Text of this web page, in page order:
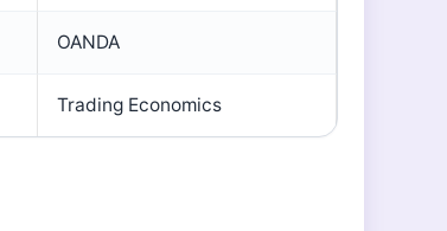
OANDA
Trading Economics